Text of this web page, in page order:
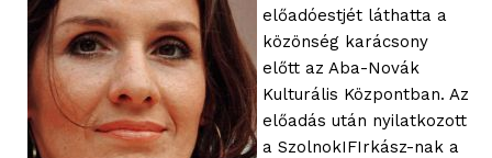
előadóestjét láthatta a
közönség karácsony
előtt az Aba-Novák
Kulturális Központban. Az
előadás után nyilatkozott
a SzolnokIFIrkász-nak a